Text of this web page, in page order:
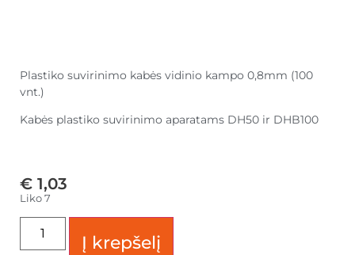
Plastiko suvirinimo kabės vidinio kampo 0,8mm (100
vnt.)
Kabės plastiko suvirinimo aparatams DH50 ir DHB100
€ 1,03
Liko 7
Į krepšelį